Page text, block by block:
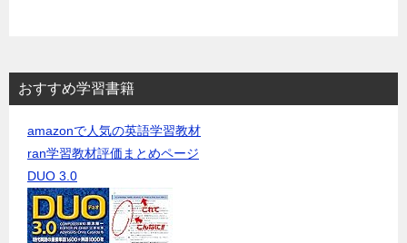
おすすめ学習書籍
amazonで人気の英語学習教材
ran学習教材評価まとめページ
DUO 3.0